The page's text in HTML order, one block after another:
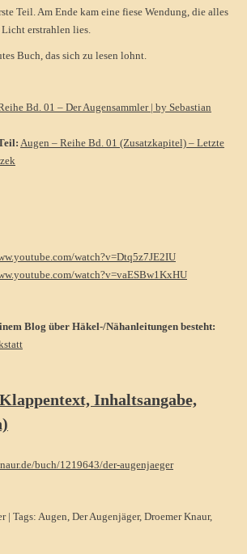
Teil. Am Ende kam eine fiese Wendung, die alles
erstrahlen lies.
Buch, das sich zu lesen lohnt.
Bd. 01 – Der Augensammler | by Sebastian
Augen – Reihe Bd. 01 (Zusatzkapitel) – Letzte
watch?v=Dtq5z7JE2IU
watch?v=vaESBw1KxHU
Blog über Häkel-/Nähanleitungen besteht:
Inhaltsangabe,
buch/1219643/der-augenjaeger
| Tags: Augen Der Augenjäger, Droemer Knaur,